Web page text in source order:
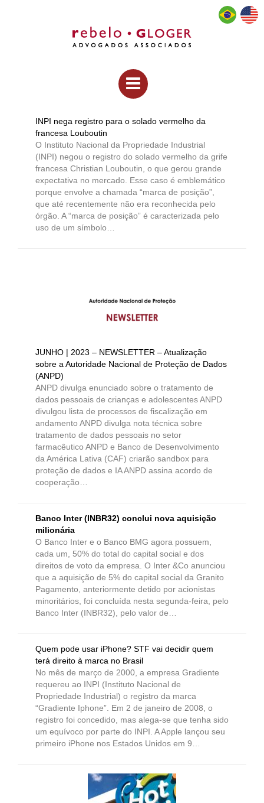
INPI nega registro para o solado vermelho da
francesa Louboutin
O Instituto Nacional da Propriedade Industrial
(INPI) negou o registro do solado vermelho da grife
francesa Christian Louboutin, o que gerou grande
expectativa no mercado. Esse caso é emblemático
porque envolve a chamada “marca de posição”,
que até recentemente não era reconhecida pelo
órgão. A “marca de posição” é caracterizada pelo
uso de um símbolo…
JUNHO | 2023 – NEWSLETTER – Atualização
sobre a Autoridade Nacional de Proteção de Dados
(ANPD)
ANPD divulga enunciado sobre o tratamento de
dados pessoais de crianças e adolescentes ANPD
divulgou lista de processos de fiscalização em
andamento ANPD divulga nota técnica sobre
tratamento de dados pessoais no setor
farmacêutico ANPD e Banco de Desenvolvimento
da América Lativa (CAF) criarão sandbox para
proteção de dados e IA ANPD assina acordo de
cooperação…
Banco Inter (INBR32) conclui nova aquisição
milionária
O Banco Inter e o Banco BMG agora possuem,
cada um, 50% do total do capital social e dos
direitos de voto da empresa. O Inter &Co anunciou
que a aquisição de 5% do capital social da Granito
Pagamento, anteriormente detido por acionistas
minoritários, foi concluída nesta segunda-feira, pelo
Banco Inter (INBR32), pelo valor de…
Quem pode usar iPhone? STF vai decidir quem
terá direito à marca no Brasil
No mês de março de 2000, a empresa Gradiente
requereu ao INPI (Instituto Nacional de
Propriedade Industrial) o registro da marca
“Gradiente Iphone”. Em 2 de janeiro de 2008, o
registro foi concedido, mas alega-se que tenha sido
um equívoco por parte do INPI. A Apple lançou seu
primeiro iPhone nos Estados Unidos em 9…